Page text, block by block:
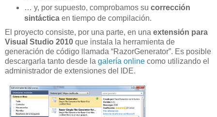
… y, por supuesto, comprobamos su corrección
sintácticaen tiempo de compilación.
El proyecto consiste, por una parte, en una extensión para
Visual Studio 2010 que instala la herramienta de
generación de código llamada “RazorGenerator”. Es posible
descargarla tanto desde la galería online como utilizando el
administrador de extensiones del IDE.